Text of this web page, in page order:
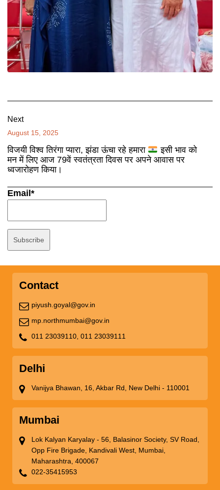
Next
August 15, 2025
विजयी विश्व तिरंगा प्यारा, झंडा ऊंचा रहे हमारा
इसी भाव को
मन में लिए आज 79वें स्वतंत्रता दिवस पर अपने आवास पर
ध्वजारोहण किया।
Email*
Contact
piyush.goyal@gov.in
mp.northmumbai@gov.in
011 23039110, 011 23039111
Delhi
Vanijya Bhawan, 16, Akbar Rd, New Delhi - 110001
Mumbai
Lok Kalyan Karyalay - 56, Balasinor Society, SV Road,
Opp Fire Brigade, Kandivali West, Mumbai,
Maharashtra, 400067
022-35415953